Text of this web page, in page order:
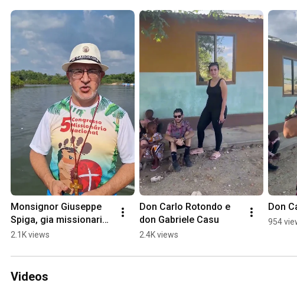
Monsignor Giuseppe
Spiga, gia missionario
fidei donum diocesano,
2.1K views
Don Carlo Rotondo e
don Gabriele Casu
2.4K views
Don
954
Videos